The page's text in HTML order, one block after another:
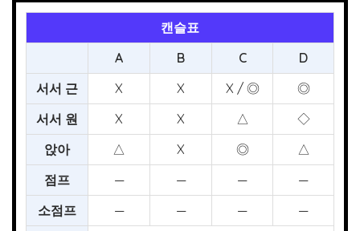
캔슬표
A
B C
D
서서 근
X X X / ◎
◎
서서 원
X X △
◇
앉아
△ X ◎
△
점프
— — —
—
소점프
— — —
—